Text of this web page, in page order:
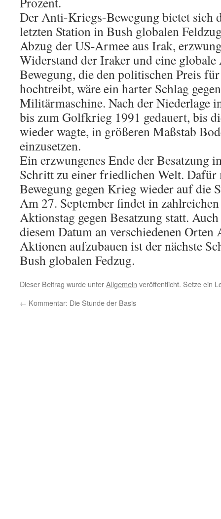
Der Anti-Kriegs-Bewegung bietet sich
letzten Station in Bush globalen
Abzug der US-Armee aus Irak,
Widerstand der Iraker und eine
Bewegung, die den politischen Preis
hochtreibt, wäre ein harter Schlag
Militärmaschine. Nach der Niederlage
bis zum Golfkrieg 1991 gedauert, bis
wieder wagte, in größeren Maßstab
einzusetzen.
Ein erzwungenes Ende der Besatzung
Schritt zu einer friedlichen Welt. Dafür
Bewegung gegen Krieg wieder auf die
Am 27. September findet in
Aktionstag gegen Besatzung statt.
diesem Datum an verschiedenen Orten
Aktionen aufzubauen ist der nächste
Bush globalen Fedzug.
Dieser Beitrag wurde unterAllgemein veröffentlicht. Setze ein
← Kommentar: Die Stunde der Basis